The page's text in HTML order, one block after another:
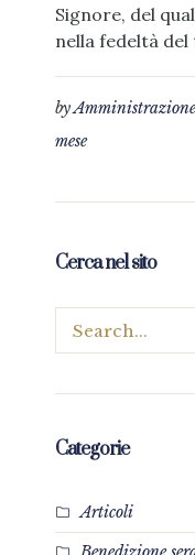
Signore, del
nella fedeltà
byAmministrazione
mese
Cerca nel sito
Categorie
Articoli